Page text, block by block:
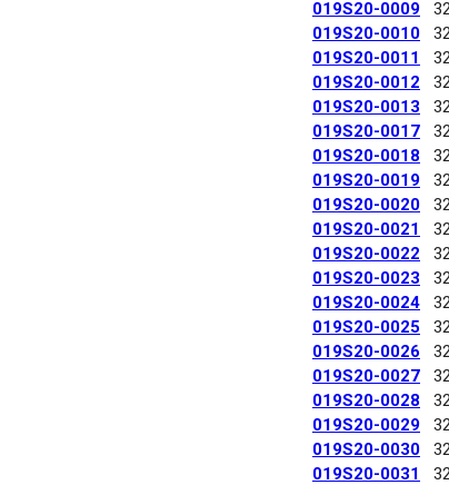
019S20-0009
019S20-0010
019S20-0011
019S20-0012
019S20-0013
019S20-0017
019S20-0018
019S20-0019
019S20-0020
019S20-0021
019S20-0022
019S20-0023
019S20-0024
019S20-0025
019S20-0026
019S20-0027
019S20-0028
019S20-0029
019S20-0030
019S20-0031